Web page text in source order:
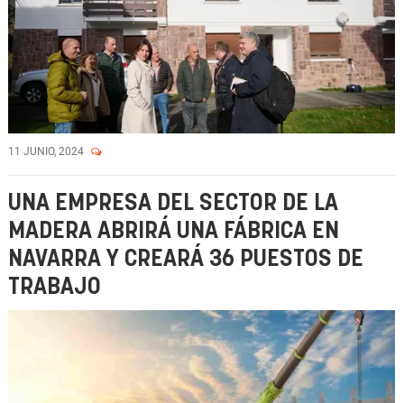
11 JUNIO, 2024
UNA EMPRESA DEL SECTOR DE LA
MADERA ABRIRÁ UNA FÁBRICA EN
NAVARRA Y CREARÁ 36 PUESTOS DE
TRABAJO